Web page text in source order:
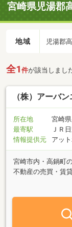
宮崎県児湯郡
地域 児湯郡
全1 件が該当しまし
（株）アーバ
所在地
宮崎
最寄駅
ＪＲ
情報提供元
アッ
宮崎市内・高鍋町
不動産の売買・賃
様に喜んで頂き、
す。女性スタッフ
人でも安心してお
ど、まずはお気軽